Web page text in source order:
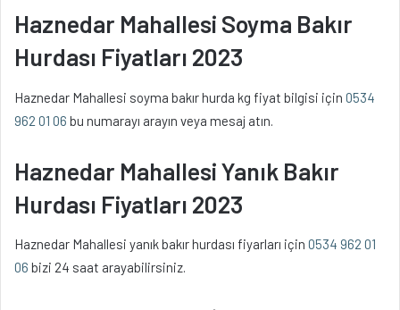
Haznedar Mahallesi Soyma Bakır
Hurdası Fiyatları 2023
Haznedar Mahallesi soyma bakır hurda kg fiyat bilgisi için 0534
962 01 06 bu numarayı arayın veya mesaj atın.
Haznedar Mahallesi Yanık Bakır
Hurdası Fiyatları 2023
Haznedar Mahallesi yanık bakır hurdası fiyarları için 0534 962 01
06 bizi 24 saat arayabilirsiniz.